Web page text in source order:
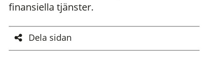
finansiella tjänster.
Dela sidan